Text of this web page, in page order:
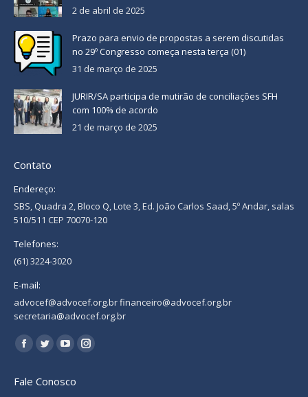
2 de abril de 2025
Prazo para envio de propostas a serem discutidas
no 29º Congresso começa nesta terça (01)
31 de março de 2025
JURIR/SA participa de mutirão de conciliações SFH
com 100% de acordo
21 de março de 2025
Contato
Endereço:
SBS, Quadra 2, Bloco Q, Lote 3, Ed. João Carlos Saad, 5º Andar, salas
510/511 CEP 70070-120
Telefones:
(61) 3224-3020
E-mail:
advocef@advocef.org.br financeiro@advocef.org.br
secretaria@advocef.org.br
Encontre-nos em:
Facebook
opens
Twitter
opens
YouTube
opens
Instagram
Fale Conosco